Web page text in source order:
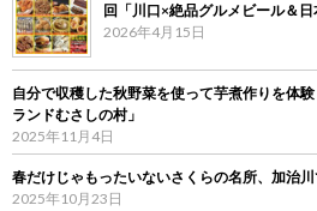
回「川口×絶品グルメビール＆
2026年4月15日
自分で収穫した秋野菜を使って芋煮作りを体
ランドむさしの村」
2025年11月4日
春だけじゃもったいないさくらの名所、加治
2025年10月23日